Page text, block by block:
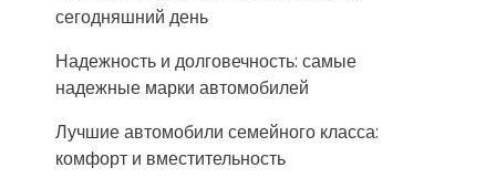
сегодняшний день
Надежность и долговечность: самые
надежные марки автомобилей
Лучшие автомобили семейного класса:
комфорт и вместительность